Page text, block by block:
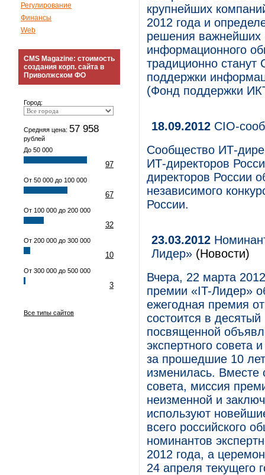
Регулирование
Финансы
Web
CMS Magazine: стоимость
создания корп. сайта в
Приволжском ФО
Город:
Средняя цена: 57 958
рублей
До 50 000
97
От 50 000 до 100 000
67
От 100 000 до 200 000
32
От 200 000 до 300 000
10
От 300 000 до 500 000
3
Все типы сайтов
крупнейших
2012 года и
решения важнейших
информационного
традиционно
поддержки
(Фонд поддержки
18.09.2012 CIO-
Сообщество ИТ-
ИТ-директоров
директоров России
независимого
России.
23.03.2012
Лидер» (Новости)
Вчера, 22 марта
премии «IT-Лидер»
ежегодная премия
состоится в
посвященной
экспертного совета
за прошедшие 10
изменилась. Вместе
совета, миссия
неизменной и
используют
всего российского
номинантов
2012 года, а
24 апреля текущего